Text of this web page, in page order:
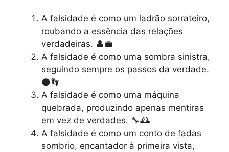
A falsidade é como um ladrão sorrateiro,
roubando a essência das relações
verdadeiras. 👤💼
A falsidade é como uma sombra sinistra,
seguindo sempre os passos da verdade.
🌑👣
A falsidade é como uma máquina
quebrada, produzindo apenas mentiras
em vez de verdades. 🔧🕰️
A falsidade é como um conto de fadas
sombrio, encantador à primeira vista,